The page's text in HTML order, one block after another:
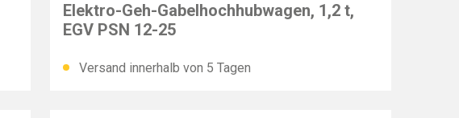
Elektro-Geh-Gabelhochhubwagen, 1,2 t,
EGV PSN 12-25
Versand innerhalb von 5 Tagen